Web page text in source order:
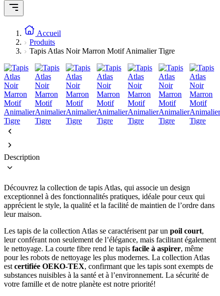
Accueil
Produits
Tapis Atlas Noir Marron Motif Animalier Tigre
Description
Découvrez la collection de tapis Atlas, qui associe un design
exceptionnel à des fonctionnalités pratiques, idéale pour ceux qui
apprécient le style, la qualité et la facilité de maintien de l’ordre dans
leur maison.
Les tapis de la collection Atlas se caractérisent par un poil court,
leur conférant non seulement de l’élégance, mais facilitant également
le nettoyage. La courte fibre rend le tapis facile à aspirer, même
pour les robots de nettoyage les plus modernes. La collection Atlas
est certifiée OEKO-TEX, confirmant que les tapis sont exempts de
substances nuisibles à la santé et à l’environnement. La sécurité de
votre famille et de notre planète est notre priorité!